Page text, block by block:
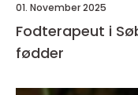
01. November 2025
Fodterapeut i
fødder